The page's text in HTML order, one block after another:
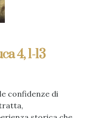
4, 1-13
confidenze di